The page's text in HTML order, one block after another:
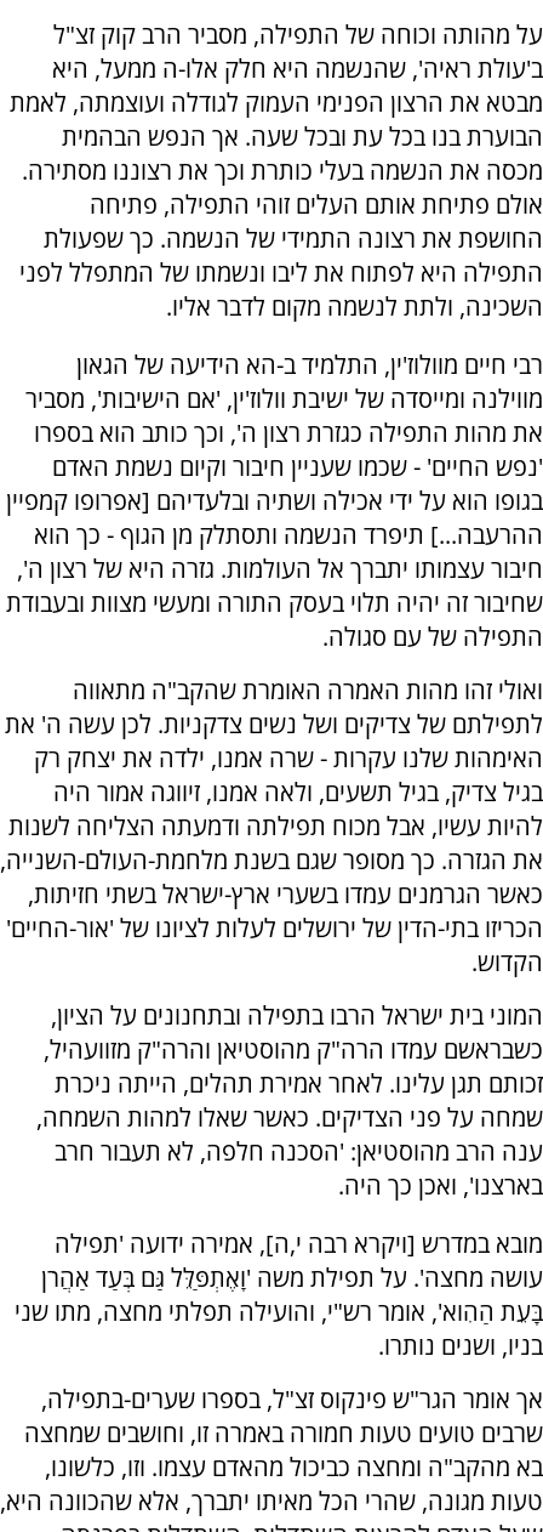
על מהותה וכוחה של התפילה, מסביר הרב קוק זצ"ל
ב'עולת ראיה', שהנשמה היא חלק אלו-ה ממעל, היא
מבטא את הרצון הפנימי העמוק לגודלה ועוצמתה, לאמת
הבוערת בנו בכל עת ובכל שעה. אך הנפש הבהמית
מכסה את הנשמה בעלי כותרת וכך את רצוננו מסתירה.
אולם פתיחת אותם העלים זוהי התפילה, פתיחה
החושפת את רצונה התמידי של הנשמה. כך שפעולת
התפילה היא לפתוח את ליבו ונשמתו של המתפלל לפני
השכינה, ולתת לנשמה מקום לדבר אליו.
רבי חיים מוולוז'ין, התלמיד ב-הא הידיעה של הגאון
מווילנה ומייסדה של ישיבת וולוז'ין, 'אם הישיבות', מסביר
את מהות התפילה כגזרת רצון ה', וכך כותב הוא בספרו
'נפש החיים' - שכמו שעניין חיבור וקיום נשמת האדם
בגופו הוא על ידי אכילה ושתיה ובלעדיהם [אפרופו קמפיין
ההרעבה...] תיפרד הנשמה ותסתלק מן הגוף - כך הוא
חיבור עצמותו יתברך אל העולמות. גזרה היא של רצון ה',
שחיבור זה יהיה תלוי בעסק התורה ומעשי מצוות ובעבודת
התפילה של עם סגולה.
ואולי זהו מהות האמרה האומרת שהקב"ה מתאווה
לתפילתם של צדיקים ושל נשים צדקניות. לכן עשה ה' את
האימהות שלנו עקרות - שרה אמנו, ילדה את יצחק רק
בגיל צדיק, בגיל תשעים, ולאה אמנו, זיווגה אמור היה
להיות עשיו, אבל מכוח תפילתה ודמעתה הצליחה לשנות
את הגזרה. כך מסופר שגם בשנת מלחמת-העולם-השנייה,
כאשר הגרמנים עמדו בשערי ארץ-ישראל בשתי חזיתות,
הכריזו בתי-הדין של ירושלים לעלות לציונו של 'אור-החיים'
הקדוש.
המוני בית ישראל הרבו בתפילה ובתחנונים על הציון,
כשבראשם עמדו הרה"ק מהוסטיאן והרה"ק מזוועהיל,
זכותם תגן עלינו. לאחר אמירת תהלים, הייתה ניכרת
שמחה על פני הצדיקים. כאשר שאלו למהות השמחה,
ענה הרב מהוסטיאן: 'הסכנה חלפה, לא תעבור חרב
בארצנו', ואכן כך היה.
מובא במדרש [ויקרא רבה י,ה], אמירה ידועה 'תפילה
עושה מחצה'. על תפילת משה 'וָאֶתְפַּלֵּל גַּם בְּעַד אַהֲרֹן
בָּעֵת הַהִוא', אומר רש"י, והועילה תפלתי מחצה, מתו שני
בניו, ושנים נותרו.
אך אומר הגר"ש פינקוס זצ"ל, בספרו שערים-בתפילה,
שרבים טועים טעות חמורה באמרה זו, וחושבים שמחצה
בא מהקב"ה ומחצה כביכול מהאדם עצמו. וזו, כלשונו,
טעות מגונה, שהרי הכל מאיתו יתברך, אלא שהכוונה היא,